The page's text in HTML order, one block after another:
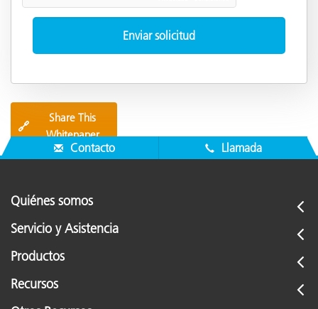
🔗
Share This
Whitepaper
Contacto Llamada
Quiénes somos
Servicio y Asistencia
Productos
Recursos